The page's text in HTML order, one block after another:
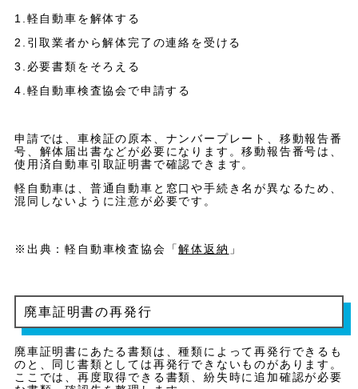
1.軽自動車を解体する
2.引取業者から解体完了の連絡を受ける
3.必要書類をそろえる
4.軽自動車検査協会で申請する
申請では、車検証の原本、ナンバープレート、移動報告番
号、解体届出書などが必要になります。移動報告番号は、
使用済自動車引取証明書で確認できます。
軽自動車は、普通自動車と窓口や手続き名が異なるため、
混同しないように注意が必要です。
※出典：軽自動車検査協会「解体返納 」
廃車証明書の再発行
廃車証明書にあたる書類は、種類によって再発行できるも
のと、同じ書類としては再発行できないものがあります。
ここでは、再度取得できる書類、紛失時に追加確認が必要